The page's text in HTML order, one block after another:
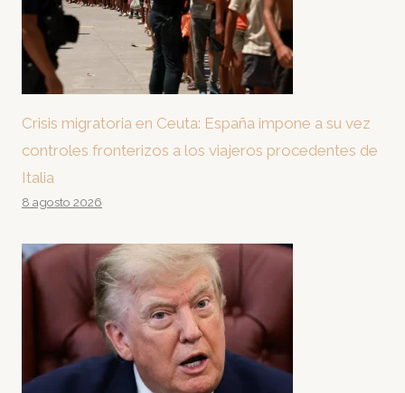
Crisis migratoria en Ceuta: España impone a su vez
controles fronterizos a los viajeros procedentes de
Italia
8 agosto 2026